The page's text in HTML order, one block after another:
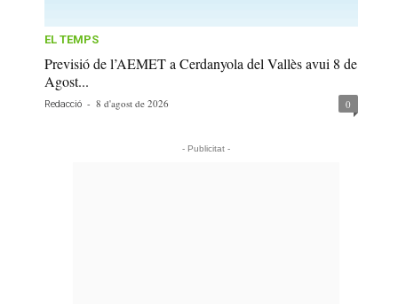
EL TEMPS
Previsió de l’AEMET a Cerdanyola del Vallès avui 8 de
Agost...
Redacció - 8 d'agost de 2026 0
- Publicitat -